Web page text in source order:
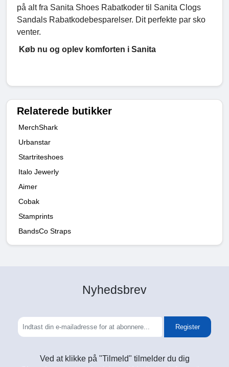
på alt fra Sanita Shoes Rabatkoder til Sanita Clogs
Sandals Rabatkodebesparelser. Dit perfekte par sko
venter.
Køb nu og oplev komforten i Sanita
Relaterede butikker
MerchShark
Urbanstar
Startriteshoes
Italo Jewerly
Aimer
Cobak
Stamprints
BandsCo Straps
Nyhedsbrev
Register
Ved at klikke på "Tilmeld" tilmelder du dig